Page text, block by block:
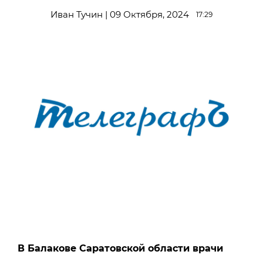
Иван Тучин | 09 Октября, 2024 17:29
В Балакове Саратовской области врачи